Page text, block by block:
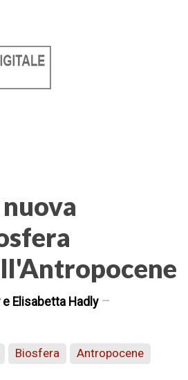
nuova
Elisabetta Hadly
Biosfera Antropocene